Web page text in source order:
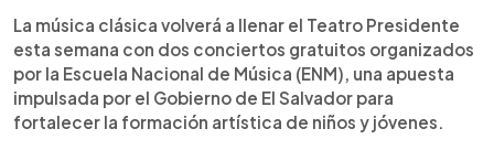
► Escuchar artículo
La Escuela Nacional de Música (ENM) realizará
dos conciertos gratuitos esta semana en el
Teatro Presidente, como parte de su temporada
sinfónica 2026. El miércoles 20 de mayo se
presentará la Orquesta Sinfónica Infantil y
Jóvenes Solistas, mientras que el jueves 21 será el
La música clásica volverá a llenar el Teatro Presidente
esta semana con dos conciertos gratuitos organizados
por la Escuela Nacional de Música (ENM), una apuesta
impulsada por el Gobierno de El Salvador para
fortalecer la formación artística de niños y jóvenes.